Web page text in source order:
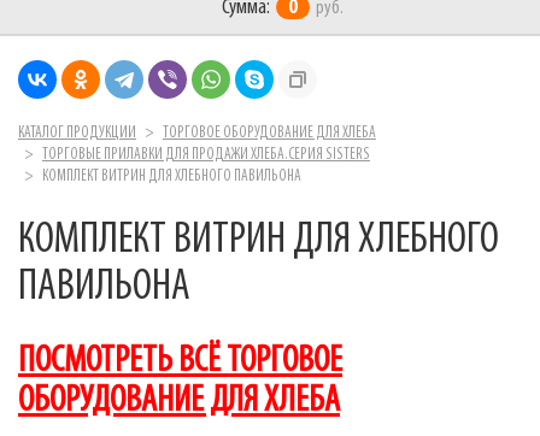
Сумма: 0 руб.
КАТАЛОГ ПРОДУКЦИИ
ТОРГОВОЕ ОБОРУДОВАНИЕ ДЛЯ ХЛЕБА
ТОРГОВЫЕ ПРИЛАВКИ ДЛЯ ПРОДАЖИ ХЛЕБА.СЕРИЯ SISTERS
КОМПЛЕКТ ВИТРИН ДЛЯ ХЛЕБНОГО ПАВИЛЬОНА
КОМПЛЕКТ ВИТРИН ДЛЯ ХЛЕБНОГО
ПАВИЛЬОНА
ПОСМОТРЕТЬ ВСЁ ТОРГОВОЕ
ОБОРУДОВАНИЕ ДЛЯ ХЛЕБА